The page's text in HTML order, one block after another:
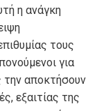
η ανάγκη
τους
για
την αποκτήσουν
εξαιτίας της